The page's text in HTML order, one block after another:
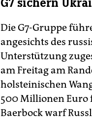
G7 sichern
Die G7-Gruppe
angesichts des
Unterstützung
am Freitag am
holsteinischen
500 Millionen
Baerbock warf